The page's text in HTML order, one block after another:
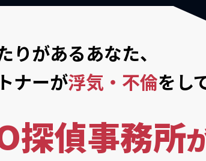
りがあるあなた、
ナーが浮気・不倫を し
探偵事務所